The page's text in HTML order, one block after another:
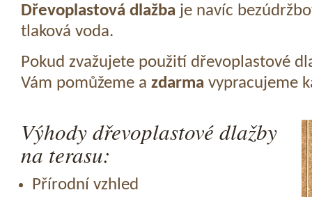
Dřevoplastová dlažba je navíc
tlaková voda.
Pokud zvažujete použití dřevoplastové
Vám pomůžeme a zdarma vypracujeme
Výhody dřevoplastové dlažby
na terasu:
Přírodní vzhled